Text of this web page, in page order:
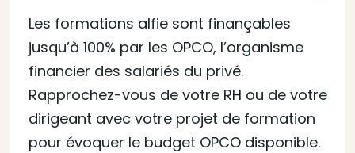
Les formations alfie sont finançables
jusqu’à 100% par les OPCO, l’organisme
financier des salariés du privé.
Rapprochez-vous de votre RH ou de votre
dirigeant avec votre projet de formation
pour évoquer le budget OPCO disponible.